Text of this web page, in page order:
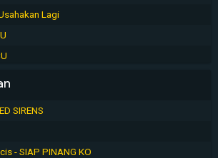
Lagi
SIRENS
- SIAP PINANG KO